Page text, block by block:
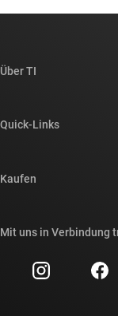
Über TI
Newsroom
Quick-Links
Querverweis-
Kaufen
Mit uns in Verbindung